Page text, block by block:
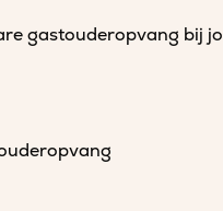
gastouderopvang bij